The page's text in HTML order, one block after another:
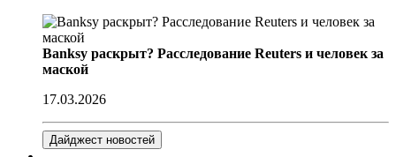
Banksy раскрыт? Расследование Reuters и человек за
маской
17.03.2026
Дайджест новостей